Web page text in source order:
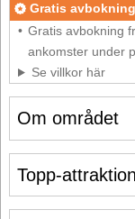
Om området
Gratis avbokning
Gratis avbokning
ankomster under
Se villkor här
Topp-